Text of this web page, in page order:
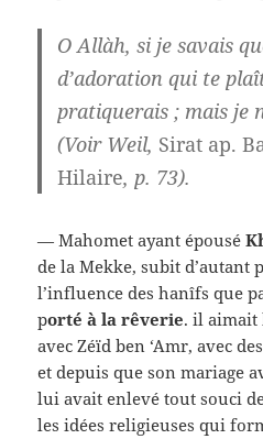
O Allàh, si je savais
d’adoration qui te
pratiquerais ; mais je
(Voir Weil, Sirat ap.
Hilaire, p. 73).
— Mahomet ayant épousé
de la Mekke, subit d’autant
l’influence des hanîfs que
porté à la rêverie. il aimait
avec Zéïd ben ‘Amr, avec
et depuis que son mariage
lui avait enlevé tout souci
les idées religieuses qui